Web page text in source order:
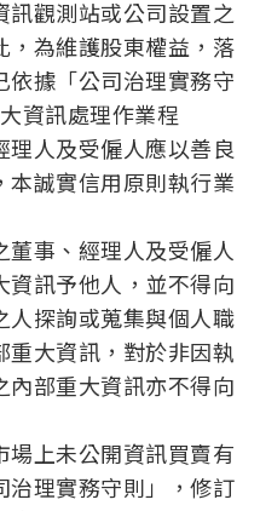
訊觀測站或公司設置之
，為維護股東權益，落
依據「公司治理實務守
資訊處理作業程
理人及受僱人應以善良
本誠實信用原則執行業
董事、經理人及受僱人
資訊予他人，並不得向
人探詢或蒐集與個人職
重大資訊，對於非因執
內部重大資訊亦不得向
場上未公開資訊買賣有
治理實務守則」，修訂